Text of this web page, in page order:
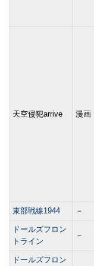
天空侵犯arrive 漫画
東部戦線1944 －
ドールズフロン
トライン
－
ドールズフロン